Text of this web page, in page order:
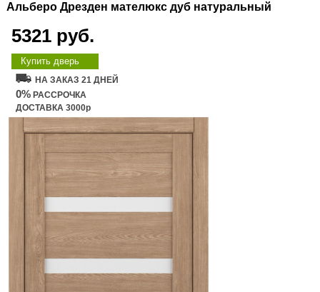
Альберо Дрезден мателюкс дуб натуральный
5321 руб.
Купить дверь
НА ЗАКАЗ 21 ДНЕЙ
0% РАССРОЧКА
ДОСТАВКА 3000р